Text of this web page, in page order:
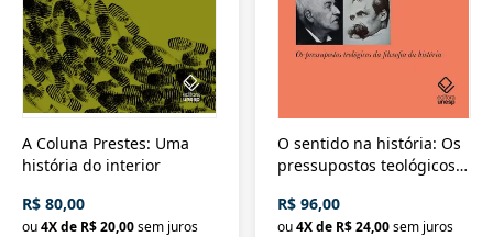
A Coluna Prestes: Uma
história do interior
R$ 80,00
ou4X de R$ 20,00sem juros
O sentido na história: Os
pressupostos teológicos
R$ 96,00
ou 4X de R$ 24,00 sem juros